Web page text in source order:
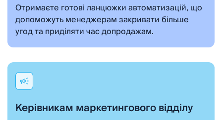
Отримаєте готові ланцюжки автоматизацій, що
допоможуть менеджерам закривати більше
угод та приділяти час допродажам.
Керівникам маркетингового відділу